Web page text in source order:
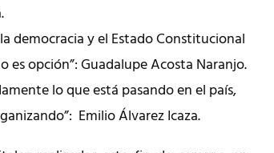
democracia y el Estado Constitucional
es opción”: Guadalupe Acosta Naranjo.
lo que está pasando en el país,
Emilio Álvarez Icaza.